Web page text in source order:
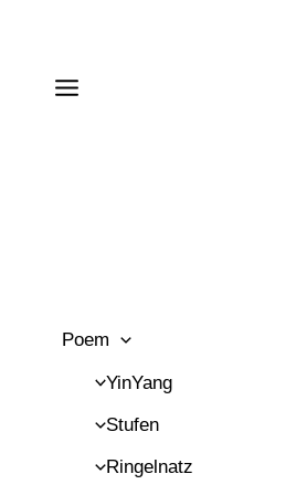
springen
Poem
YinYang
Stufen
Ringelnatz